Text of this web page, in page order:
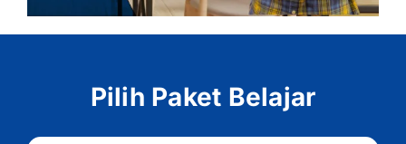
Pilih Paket Belajar